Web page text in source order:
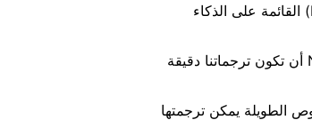
مرحبًا بكم في مترجمنا الإلكتروني المجاني! يستخدم أداتنا المتقدمة الترجمة تقنيات الشبكة العصبية ومعالجة اللغة الطبيعية (NLP) القائمة على الذكاء
يستخدم مترجمنا القائم على الشبكة العصبية خوارزميات متطورة لتحليل وفهم بنية ومعنى النص الخاص بك. كما تضمن تقنية NLP أن تكون ترجماتنا دقيقة
المرة الواحدة، لذا حتى النصوص الطويلة يمكن ترجمتها